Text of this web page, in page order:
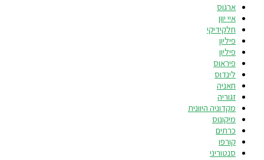
ארגוס
איי יוון
חלקידיקי
פיליון
פיליון
פיראוס
לינדוס
חאניה
זגוריה
מקדוניה היוונית
מיקונוס
כרתים
קורפו
סנטוריני